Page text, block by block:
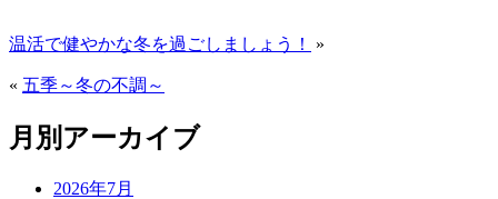
温活で健やかな冬を過ごしましょう！ »
« 五季～冬の不調～
月別アーカイブ
2026年7月